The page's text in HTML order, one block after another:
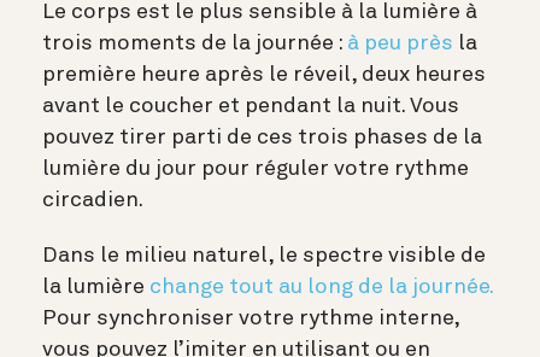
Le corps est le plus sensible à la lumière à
trois moments de la journée : à peu près la
première heure après le réveil, deux heures
avant le coucher et pendant la nuit. Vous
pouvez tirer parti de ces trois phases de la
lumière du jour pour réguler votre rythme
circadien.
Dans le milieu naturel, le spectre visible de
la lumière change tout au long de la journée.
Pour synchroniser votre rythme interne,
vous pouvez l’imiter en utilisant ou en